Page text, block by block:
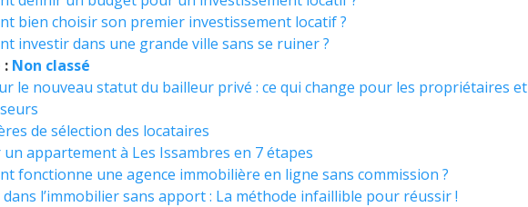
bien choisir son premier investissement locatif ?
investir dans une grande ville sans se ruiner ?
: Non classé
le nouveau statut du bailleur privé : ce qui change pour les propriétaires et
de sélection des locataires
un appartement à Les Issambres en 7 étapes
fonctionne une agence immobilière en ligne sans commission ?
l’immobilier sans apport : La méthode infaillible pour réussir !